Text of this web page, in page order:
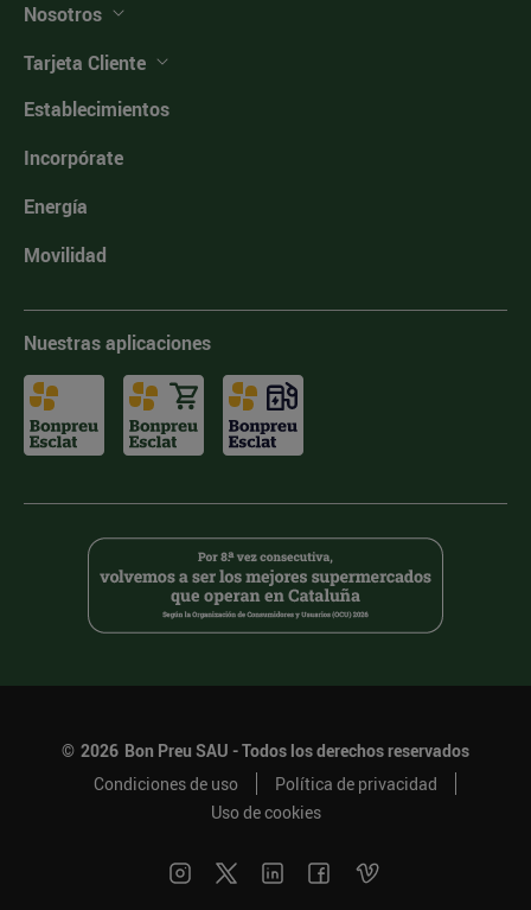
Nosotros
Tarjeta Cliente
Establecimientos
Incorpórate
Energía
Movilidad
Nuestras aplicaciones
© 2026 Bon Preu SAU - Todos los derechos reservados
Condiciones de uso
Política de privacidad
Uso de cookies